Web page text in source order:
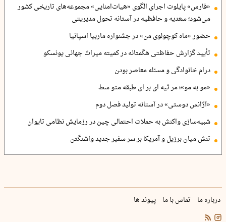
«فارس» پایلوت اجرای الگوی «هیات‌امنایی» مجموعه‌های تاریخی کشور
می‌شود؛ سعدیه و حافظیه در آستانه تحول مدیریتی
حضور «ماه کوچولوی من» در جشنواره ماربیا اسپانیا
تأیید گزارش حفاظتی هگمتانه در کمیته میراث جهانی یونسکو
درام خانوادگی و مسئله معاصر بودن
«مو به مو»؛ مر ثیه ای بر ای طبقه متو سط
«آژانس دوستی» در آستانه تولید فصل دوم
شبیه‌سازی واکنش به حملات احتمالی چین در رزمایش نظامی تایوان
تنش میان برزیل و آمریکا بر سر سفیر جدید واشنگتن
درباره ما تماس با ما پیوند ها